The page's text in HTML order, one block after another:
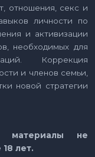
отношения, секс и
личности по
и активизации
необходимых для
Коррекция
и членов семьи,
новой стратегии
материалы не
лет.